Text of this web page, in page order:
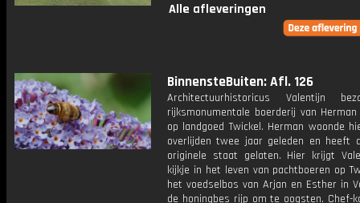
Alle afleveringen
BinnensteBuiten: Afl. 126
Architectuurhistoricus Valentijn
rijksmonumentale boerderij van
op landgoed Twickel. Herman woonde
overlijden twee jaar geleden en heeft
originele staat gelaten. Hier krijgt
kijkje in het leven van pachtboeren op
het voedselbos van Arjan en Esther in
de honingbes rijp om te oogsten. Chef-